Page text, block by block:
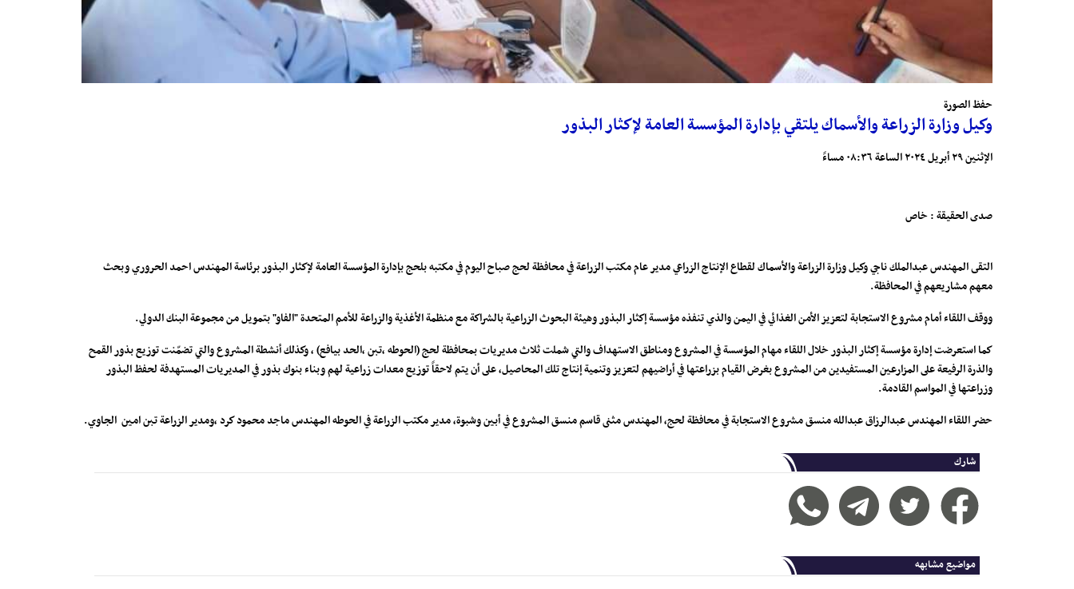
حفظ الصورة
وكيل وزارة الزراعة والأسماك يلتقي بإدارة المؤسسة العامة لإكثار البذور
الإثنين ٢٩ أبريل ٢٠٢٤ الساعة ٠٨:٣٦ مساءً
صدى الحقيقة : خاص
التقى المهندس عبدالملك ناجي وكيل وزارة الزراعة والأسماك لقطاع الإنتاج الزراعي مدير عام مكتب الزراعة في محافظة لحج صباح اليوم في مكتبه بلحج بإدارة المؤسسة العامة لإكثار البذور برئاسة المهندس احمد الحروري وبحث
معهم مشاريعهم في المحافظة.
ووقف اللقاء أمام مشروع الاستجابة لتعزيز الأمن الغذائي في اليمن والذي تنفذه مؤسسة إكثار البذور وهيئة البحوث الزراعية بالشراكة مع منظمة الأغذية والزراعة للأمم المتحدة "الفاو" بتمويل من مجموعة البنك الدولي.
كما استعرضت إدارة مؤسسة إكثار البذور خلال اللقاء مهام المؤسسة في المشروع ومناطق الاستهداف والتي شملت ثلاث مديريات بمحافظة لحج (الحوطه ،تبن ،الحد بيافع) ، وكذلك أنشطة المشروع والتي تضمّنت توزيع بذور القمح
والذرة الرفيعة على المزارعين المستفيدين من المشروع بغرض القيام بزراعتها في أراضيهم لتعزيز وتنمية إنتاج تلك المحاصيل، على أن يتم لاحقاً توزيع معدات زراعية لهم وبناء بنوك بذور في المديريات المستهدفة لحفظ البذور
وزراعتها في المواسم القادمة.
حضر اللقاء المهندس عبدالرزاق عبدالله منسق مشروع الاستجابة في محافظة لحج، المهندس مثنى قاسم منسق المشروع في أبين وشبوة، مدير مكتب الزراعة في الحوطه المهندس ماجد محمود كرد ،ومدير الزراعة تبن امين الجاوي.
شارك
مواضيع مشابهه